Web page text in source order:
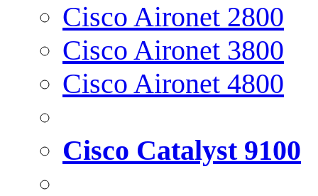
Cisco Aironet 2800
Cisco Aironet 3800
Cisco Aironet 4800
Cisco Catalyst 9100